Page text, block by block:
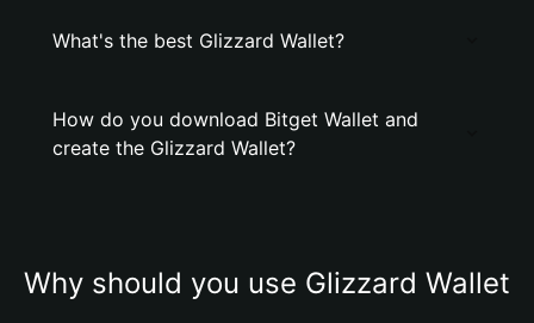
What's the best Glizzard Wallet?
How do you download Bitget Wallet and
create the Glizzard Wallet?
Why should you use Glizzard Wallet